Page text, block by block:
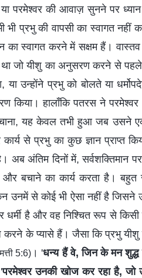
परमेश्वर की आवाज़ सुनने पर
भी प्रभु की वापसी का स्वागत
स्वागत करने में सक्षम हैं।
जो यीशु का अनुसरण करने से पहले
उन्होंने प्रभु को बोलते या
हालाँकि पतरस ने परमेश्वर
यह केवल तभी हुआ जब उसने
से प्रभु का कुछ ज्ञान प्राप्त
अंतिम दिनों में, सर्वशक्तिमान
बचाने का कार्य करता है। बहुत
उनमें से कोई भी ऐसा नहीं है
धर्मी है और वह निश्चित रूप से किसी
करने के प्यासे हैं। जैसा कि प्रभु
5:6) । 'धन्य हैं वे, जिन के मन शुद्ध
परमेश्वर उनकी खोज कर रहा है,